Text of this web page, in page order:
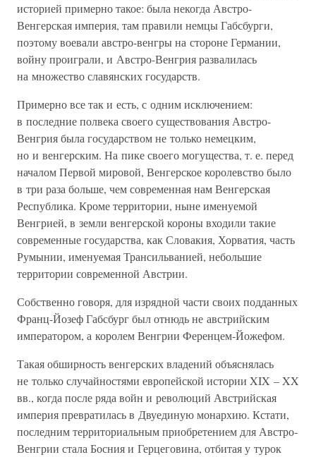
историей примерно такое: была некогда Австро-
Венгерская империя, там правили немцы Габсбурги,
поэтому воевали австро-венгры на стороне Германии,
войну проиграли, и Австро-Венгрия развалилась
на множество славянских государств.
Примерно все так и есть, с одним исключением:
в последние полвека своего существования Австро-
Венгрия была государством не только немецким,
но и венгерским. На пике своего могущества, т. е. перед
началом Первой мировой, Венгерское королевство было
в три раза больше, чем современная нам Венгерская
Республика. Кроме территории, ныне именуемой
Венгрией, в земли венгерской короны входили такие
современные государства, как Словакия, Хорватия, часть
Румынии, именуемая Трансильванией, небольшие
территории современной Австрии.
Собственно говоря, для изрядной части своих подданных
Франц-Йозеф Габсбург был отнюдь не австрийским
императором, а королем Венгрии Ференцем-Йожефом.
Такая обширность венгерских владений объяснялась
не только случайностями европейской истории XIX – XX
вв., когда после ряда войн и революций Австрийская
империя превратилась в Двуединую монархию. Кстати,
последним территориальным приобретением для Австро-
Венгрии стала Босния и Герцеговина, отбитая у турок